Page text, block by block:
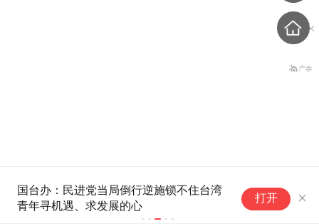
国台办：民进党当局倒行逆施锁不住台湾
青年寻机遇、求发展的心
打开
有网友称南航发西梅汁，万
米高空上演“厕所争夺战”